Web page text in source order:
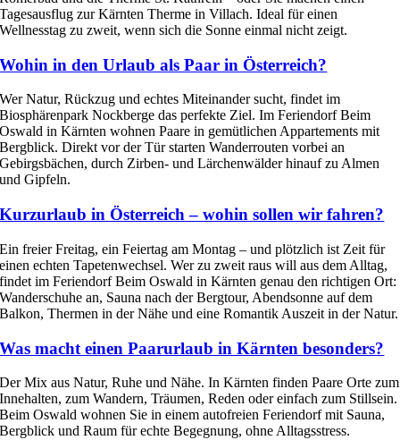
Tagesausflug zur Kärnten Therme in Villach. Ideal für einen
Wellnesstag zu zweit, wenn sich die Sonne einmal nicht zeigt.
Wohin in den Urlaub als Paar in Österreich?
Wer Natur, Rückzug und echtes Miteinander sucht, findet im
Biosphärenpark Nockberge das perfekte Ziel. Im Feriendorf Beim
Oswald in Kärnten wohnen Paare in gemütlichen Appartements mit
Bergblick. Direkt vor der Tür starten Wanderrouten vorbei an
Gebirgsbächen, durch Zirben- und Lärchenwälder hinauf zu Almen
und Gipfeln.
Kurzurlaub in Österreich – wohin sollen wir fahren?
Ein freier Freitag, ein Feiertag am Montag – und plötzlich ist Zeit für
einen echten Tapetenwechsel. Wer zu zweit raus will aus dem Alltag,
findet im Feriendorf Beim Oswald in Kärnten genau den richtigen Ort:
Wanderschuhe an, Sauna nach der Bergtour, Abendsonne auf dem
Balkon, Thermen in der Nähe und eine Romantik Auszeit in der Natur.
Was macht einen Paarurlaub in Kärnten besonders?
Der Mix aus Natur, Ruhe und Nähe. In Kärnten finden Paare Orte zum
Innehalten, zum Wandern, Träumen, Reden oder einfach zum Stillsein.
Beim Oswald wohnen Sie in einem autofreien Feriendorf mit Sauna,
Bergblick und Raum für echte Begegnung, ohne Alltagsstress.